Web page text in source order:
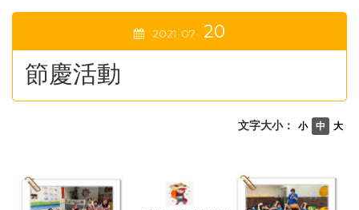
2021 07 20
節慶活動
大
中
小
文字大小：